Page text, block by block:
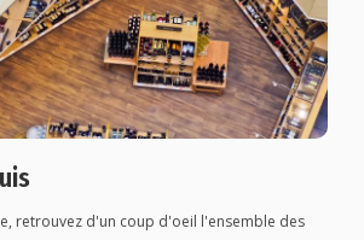
retrouvez d'un coup d'oeil l'ensemble des